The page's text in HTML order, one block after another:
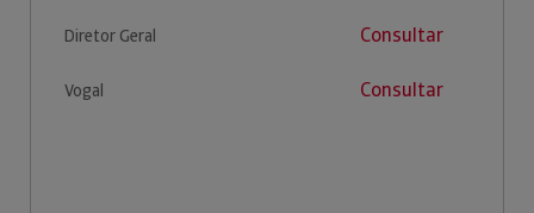
Diretor Geral Consultar
Vogal Consultar